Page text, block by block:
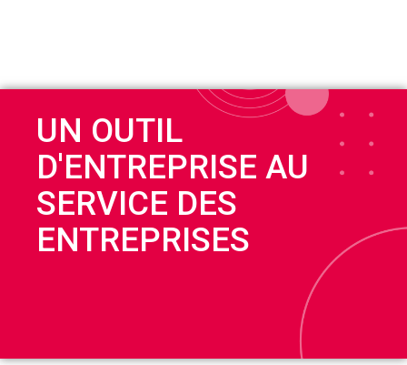
UN OUTIL
D'ENTREPRISE AU
SERVICE DES
ENTREPRISES